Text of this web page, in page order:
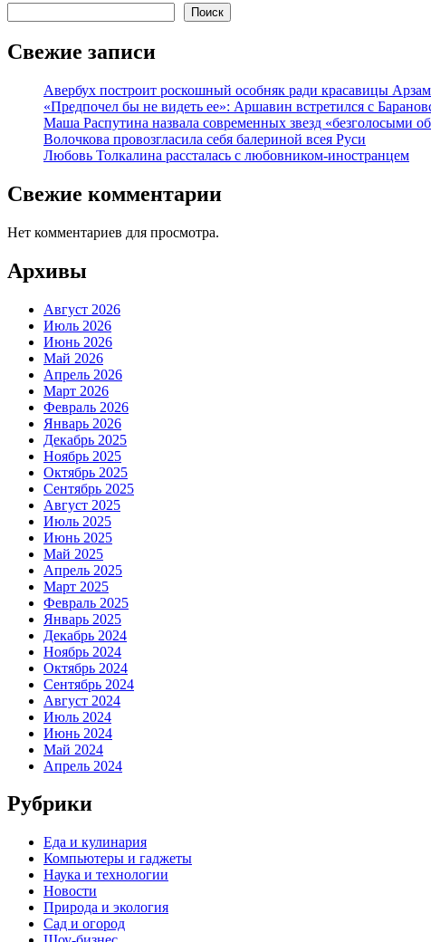
Поиск
Свежие записи
Авербух построит роскошный особняк ради красавицы
«Предпочел бы не видеть ее»: Аршавин встретился с
Маша Распутина назвала современных звезд «безголосыми
Волочкова провозгласила себя балериной всея Руси
Любовь Толкалина рассталась с любовником-иностранцем
Свежие комментарии
Нет комментариев для просмотра.
Архивы
Август 2026
Июль 2026
Июнь 2026
Май 2026
Апрель 2026
Март 2026
Февраль 2026
Январь 2026
Декабрь 2025
Ноябрь 2025
Октябрь 2025
Сентябрь 2025
Август 2025
Июль 2025
Июнь 2025
Май 2025
Апрель 2025
Март 2025
Февраль 2025
Январь 2025
Декабрь 2024
Ноябрь 2024
Октябрь 2024
Сентябрь 2024
Август 2024
Июль 2024
Июнь 2024
Май 2024
Апрель 2024
Рубрики
Еда и кулинария
Компьютеры и гаджеты
Наука и технологии
Новости
Природа и экология
Сад и огород